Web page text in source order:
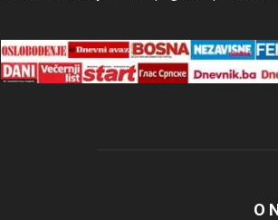
O